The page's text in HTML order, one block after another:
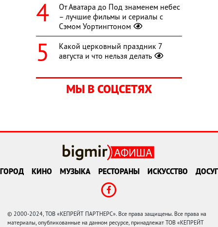
От Аватара до Под знаменем небес
– лучшие фильмы и сериалы с
Сэмом Уортингтоном
Какой церковный праздник 7
августа и что нельзя делать
МЫ В СОЦСЕТЯХ
ГОРОД КИНО МУЗЫКА РЕСТОРАНЫ ИСКУССТВО ДОСУГ
© 2000-2024, ТОВ «КЕПРЕЙТ ПАРТНЕРС». Все права защищены. Все права на
материалы, опубликованные на данном ресурсе, принадлежат ТОВ «КЕПРЕЙТ